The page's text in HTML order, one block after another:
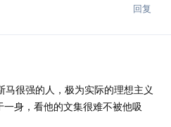
回复
马很强的人，极为实际的理想主义
身，看他的文集很难不被他吸